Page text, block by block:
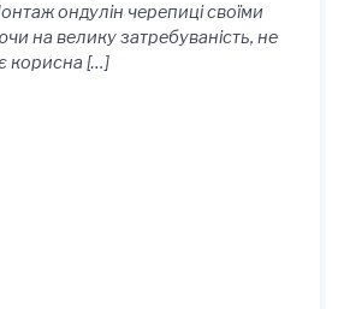
ондулін черепиці своїми
на велику затребуваність, не
корисна […]